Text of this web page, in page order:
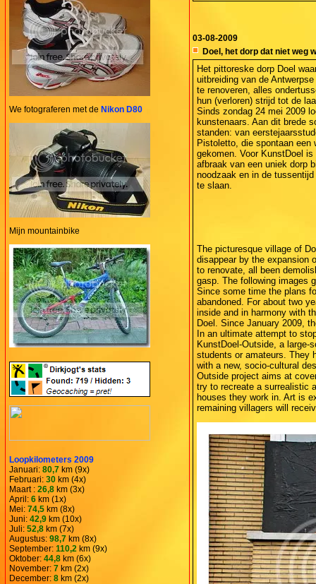
We fotograferen met de Nikon D80
Mijn mountainbike
Loopkilometers 2009
Januari: 80,7 km (9x)
Februari: 30 km (4x)
Maart : 26,8 km (3x)
April: 6 km (1x)
Mei: 74,5 km (8x)
Juni: 42,9 km (10x)
Juli: 52,8 km (7x)
Augustus: 98,7 km (8x)
September: 110,2 km (9x)
Oktober: 44,8 km (6x)
November: 7 km (2x)
December: 8 km (2x)
03-08-2009
Doel, het dorp dat niet weg
Het pittoreske dorp Doel
uitbreiding van de
te renoveren, alles
hun (verloren) strijd tot de
Sinds zondag 24 mei 2009
kunstenaars. Aan dit brede
standen: van
Pistoletto, die spontaan een
gekomen. Voor KunstDoel
afbraak van een uniek dorp
noodzaak en in de
te slaan.
The picturesque village of
disappear by the expansion
to renovate, all been
gasp. The following images
Since some time the plans
abandoned. For about two
inside and in harmony with
Doel. Since January 2009,
In an ultimate attempt to
KunstDoel-Outside, a large-
students or amateurs. They
with a new, socio-cultural
Outside project aims at
try to recreate a surrealistic
houses they work in. Art is
remaining villagers will